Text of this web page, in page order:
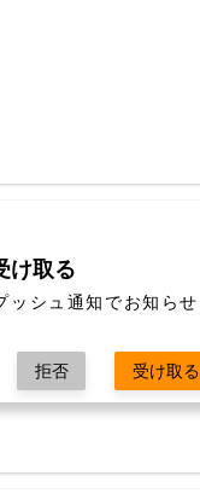
け取る
ッシュ通知でお知らせ
拒否 受け取る